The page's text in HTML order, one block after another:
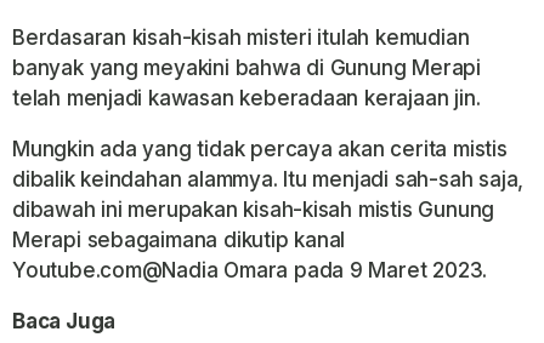
Berdasaran kisah-kisah misteri itulah kemudian
banyak yang meyakini bahwa di Gunung Merapi
telah menjadi kawasan keberadaan kerajaan jin.
Mungkin ada yang tidak percaya akan cerita mistis
dibalik keindahan alammya. Itu menjadi sah-sah saja,
dibawah ini merupakan kisah-kisah mistis Gunung
Merapi sebagaimana dikutip kanal
Youtube.com@Nadia Omara pada 9 Maret 2023.
Baca Juga